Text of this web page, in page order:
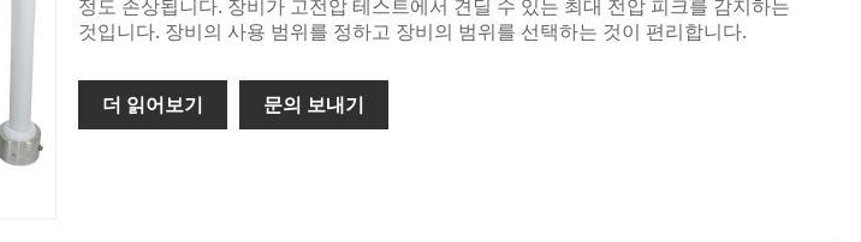
정도 손상됩니다. 장비가 고전압 테스트에서 견딜 수 있는 최대 전압 피크를 감지하는
것입니다. 장비의 사용 범위를 정하고 장비의 범위를 선택하는 것이 편리합니다.
더 읽어보기 문의 보내기